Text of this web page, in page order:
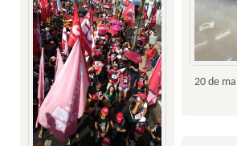
20 de